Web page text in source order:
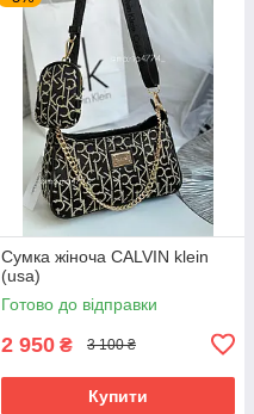
Сумка жіноча CALVIN klein
(usa)
Готово до відправки
2 950 ₴ 3 100 ₴
Купити